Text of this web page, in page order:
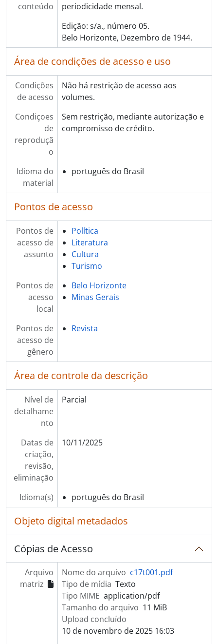
conteúdo
periodicidade mensal.
Edição: s/a., número 05.
Belo Horizonte, Dezembro de 1944.
Área de condições de acesso e uso
Condições
de acesso
Não há restrição de acesso aos
volumes.
Condiçoes
de
reproduçã
o
Sem restrição, mediante autorização e
compromisso de crédito.
Idioma do
material
português do Brasil
Pontos de acesso
Pontos de
acesso de
assunto
Política
Literatura
Cultura
Turismo
Pontos de
acesso
local
Belo Horizonte
Minas Gerais
Pontos de
acesso de
gênero
Revista
Área de controle da descrição
Nível de
detalhame
nto
Parcial
Datas de
criação,
revisão,
eliminação
10/11/2025
Idioma(s) português do Brasil
Objeto digital metadados
Cópias de Acesso
Arquivo
matriz
Nome do arquivo c17t001.pdf
Tipo de mídia Texto
Tipo MIME application/pdf
Tamanho do arquivo 11 MiB
Upload concluído
10 de novembro de 2025 16:03